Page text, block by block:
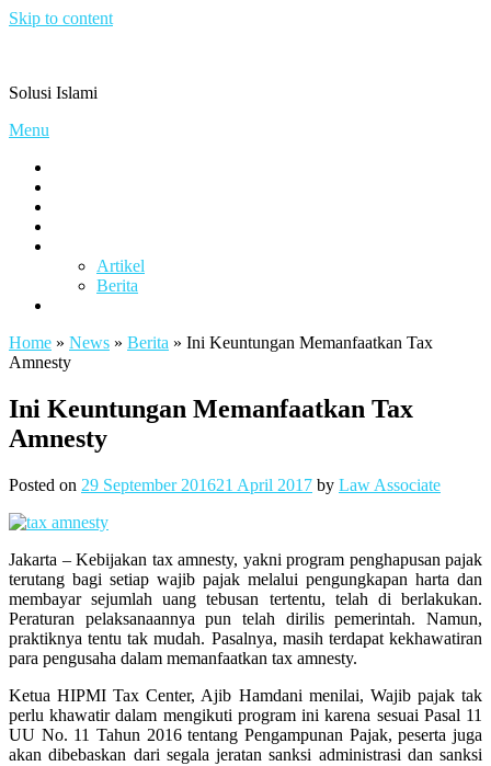
Skip to content
Solusi Islami
Menu
Artikel
Berita
Home » News » Berita » Ini Keuntungan Memanfaatkan Tax
Amnesty
Ini Keuntungan Memanfaatkan Tax
Amnesty
Posted on 29 September 201621 April 2017 by Law Associate
Jakarta – Kebijakan tax amnesty, yakni program penghapusan pajak
terutang bagi setiap wajib pajak melalui pengungkapan harta dan
membayar sejumlah uang tebusan tertentu, telah di berlakukan.
Peraturan pelaksanaannya pun telah dirilis pemerintah. Namun,
praktiknya tentu tak mudah. Pasalnya, masih terdapat kekhawatiran
para pengusaha dalam memanfaatkan tax amnesty.
Ketua HIPMI Tax Center, Ajib Hamdani menilai, Wajib pajak tak
perlu khawatir dalam mengikuti program ini karena sesuai Pasal 11
UU No. 11 Tahun 2016 tentang Pengampunan Pajak, peserta juga
akan dibebaskan dari segala jeratan sanksi administrasi dan sanksi